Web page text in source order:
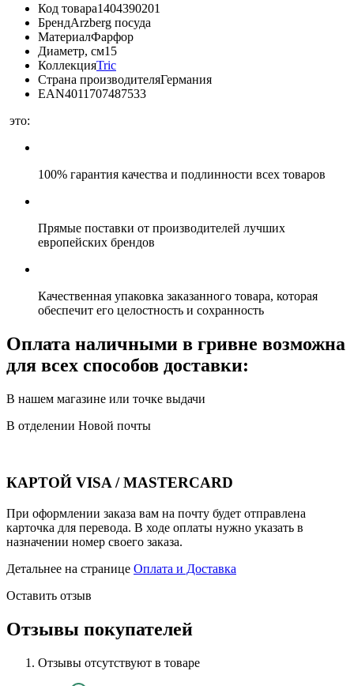
Код товара1404390201
БрендArzberg посуда
МатериалФарфор
Диаметр, см15
КоллекцияTric
Страна производителяГермания
EAN4011707487533
это:
100% гарантия качества и подлинности всех товаров
Прямые поставки от производителей лучших
европейских брендов
Качественная упаковка заказанного товара, которая
обеспечит его целостность и сохранность
Оплата наличными в гривне возможна
для всех способов доставки:
В нашем магазине или точке выдачи
В отделении Новой почты
КАРТОЙ VISA / MASTERCARD
При оформлении заказа вам на почту будет отправлена
карточка для перевода. В ходе оплаты нужно указать в
назначении номер своего заказа.
Детальнее на странице Оплата и Доставка
Оставить отзыв
Отзывы покупателей
Отзывы отсутствуют в товаре